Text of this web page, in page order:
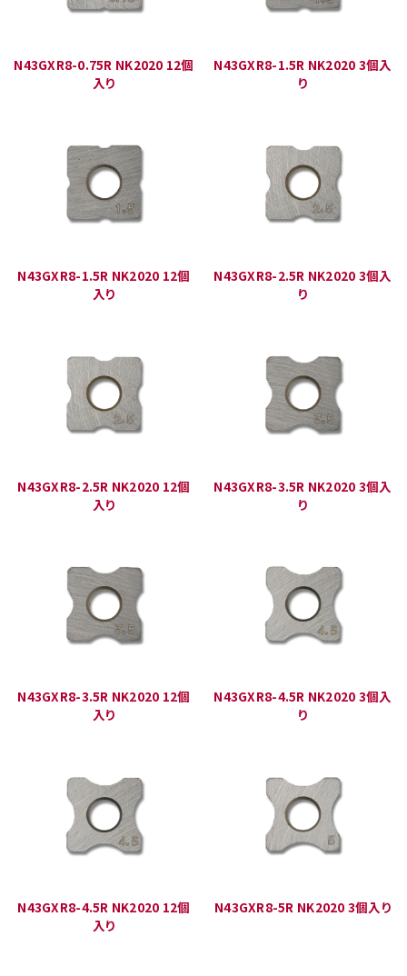
N43GXR8-0.75R NK2020 12個
入り
N43GXR8-1.5R NK2020 3個入
り
N43GXR8-1.5R NK2020 12個
入り
N43GXR8-2.5R NK2020 3個入
り
N43GXR8-2.5R NK2020 12個
入り
N43GXR8-3.5R NK2020 3個入
り
N43GXR8-3.5R NK2020 12個
入り
N43GXR8-4.5R NK2020 3個入
り
N43GXR8-4.5R NK2020 12個
入り
N43GXR8-5R NK2020 3個入り